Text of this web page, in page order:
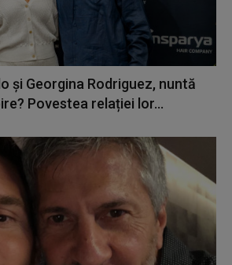
și Georgina Rodriguez, nuntă
Povestea relației lor...